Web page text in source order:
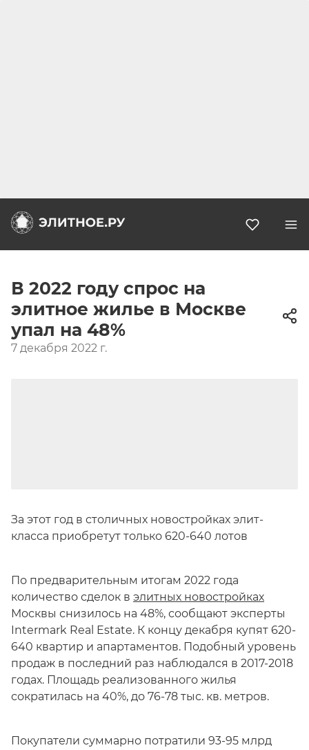
В 2022 году спрос на
элитное жилье в Москве
упал на 48%
7 декабря 2022 г.
За этот год в столичных новостройках элит-
класса приобретут только 620-640 лотов
По предварительным итогам 2022 года
количество сделок в элитных новостройках
Москвы снизилось на 48%, сообщают эксперты
Intermark Real Estate. К концу декабря купят 620-
640 квартир и апартаментов. Подобный уровень
продаж в последний раз наблюдался в 2017-2018
годах. Площадь реализованного жилья
сократилась на 40%, до 76-78 тыс. кв. метров.
Покупатели суммарно потратили 93-95 млрд